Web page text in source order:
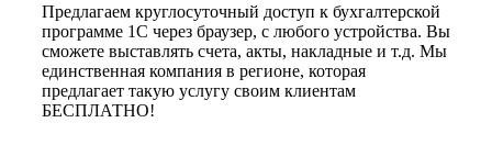
Предлагаем круглосуточный доступ к бухгалтерской
программе 1С через браузер, с любого устройства. Вы
сможете выставлять счета, акты, накладные и т.д. Мы
единственная компания в регионе, которая
предлагает такую услугу своим клиентам
БЕСПЛАТНО!